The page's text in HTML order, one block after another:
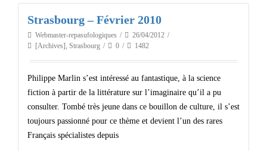
Strasbourg – Février 2010
Webmaster-repasufologiques
26/04/2012
[Archives], Strasbourg 0 1482
Philippe Marlin s’est intéressé au fantastique, à la science
fiction à partir de la littérature sur l’imaginaire qu’il a pu
consulter. Tombé très jeune dans ce bouillon de culture, il s’est
toujours passionné pour ce thème et devient l’un des rares
Français spécialistes depuis